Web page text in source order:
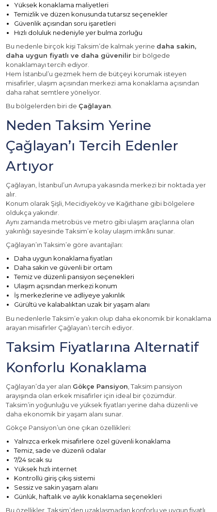
Yüksek konaklama maliyetleri
Temizlik ve düzen konusunda tutarsız seçenekler
Güvenlik açısından soru işaretleri
Hızlı doluluk nedeniyle yer bulma zorluğu
Bu nedenle birçok kişi Taksim’de kalmak yerine daha sakin,
daha uygun fiyatlı ve daha güvenilir bir bölgede
konaklamayı tercih ediyor.
Hem İstanbul’u gezmek hem de bütçeyi korumak isteyen
misafirler, ulaşım açısından merkezi ama konaklama açısından
daha rahat semtlere yöneliyor.
Bu bölgelerden biri de Çağlayan
Neden Taksim Yerine
Çağlayan’ı Tercih Edenler
Artıyor
Çağlayan, İstanbul’un Avrupa yakasında merkezi bir noktada yer
alır.
Konum olarak Şişli, Mecidiyeköy ve Kağıthane gibi bölgelere
oldukça yakındır.
Aynı zamanda metrobüs ve metro gibi ulaşım araçlarına olan
yakınlığı sayesinde Taksim’e kolay ulaşım imkânı sunar.
Çağlayan’ın Taksim’e göre avantajları:
Daha uygun konaklama fiyatları
Daha sakin ve güvenli bir ortam
Temiz ve düzenli pansiyon seçenekleri
Ulaşım açısından merkezi konum
İş merkezlerine ve adliyeye yakınlık
Gürültü ve kalabalıktan uzak bir yaşam alanı
Bu nedenlerle Taksim’e yakın olup daha ekonomik bir konaklama
arayan misafirler Çağlayan’ı tercih ediyor.
Taksim Fiyatlarına Alternatif
Konforlu Konaklama
Çağlayan’da yer alan Gökçe Pansiyon , Taksim pansiyon
arayışında olan erkek misafirler için ideal bir çözümdür.
Taksim’in yoğunluğu ve yüksek fiyatları yerine daha düzenli ve
daha ekonomik bir yaşam alanı sunar.
Gökçe Pansiyon’un öne çıkan özellikleri:
Yalnızca erkek misafirlere özel güvenli konaklama
Temiz, sade ve düzenli odalar
7/24 sıcak su
Yüksek hızlı internet
Kontrollü giriş çıkış sistemi
Sessiz ve sakin yaşam alanı
Günlük, haftalık ve aylık konaklama seçenekleri
Bu özellikler, Taksim’den uzaklaşmadan konforlu ve uygun fiyatlı